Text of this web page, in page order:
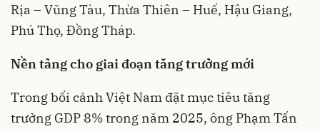
Rịa – Vũng Tàu, Thừa Thiên – Huế, Hậu Giang,
Phú Thọ, Đồng Tháp.
Nền tảng cho giai đoạn tăng trưởng mới
Trong bối cảnh Việt Nam đặt mục tiêu tăng
trưởng GDP 8% trong năm 2025, ông Phạm Tấn